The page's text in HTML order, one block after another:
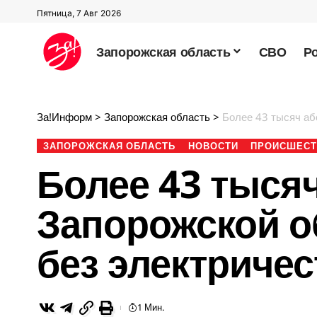
Пятница, 7 Авг 2026
Запорожская область СВО
За!Информ > Запорожская область > Более 43 тысяч
ЗАПОРОЖСКАЯ ОБЛАСТЬ НОВОСТИ
Более 43
Запорожской
без
1 Мин.